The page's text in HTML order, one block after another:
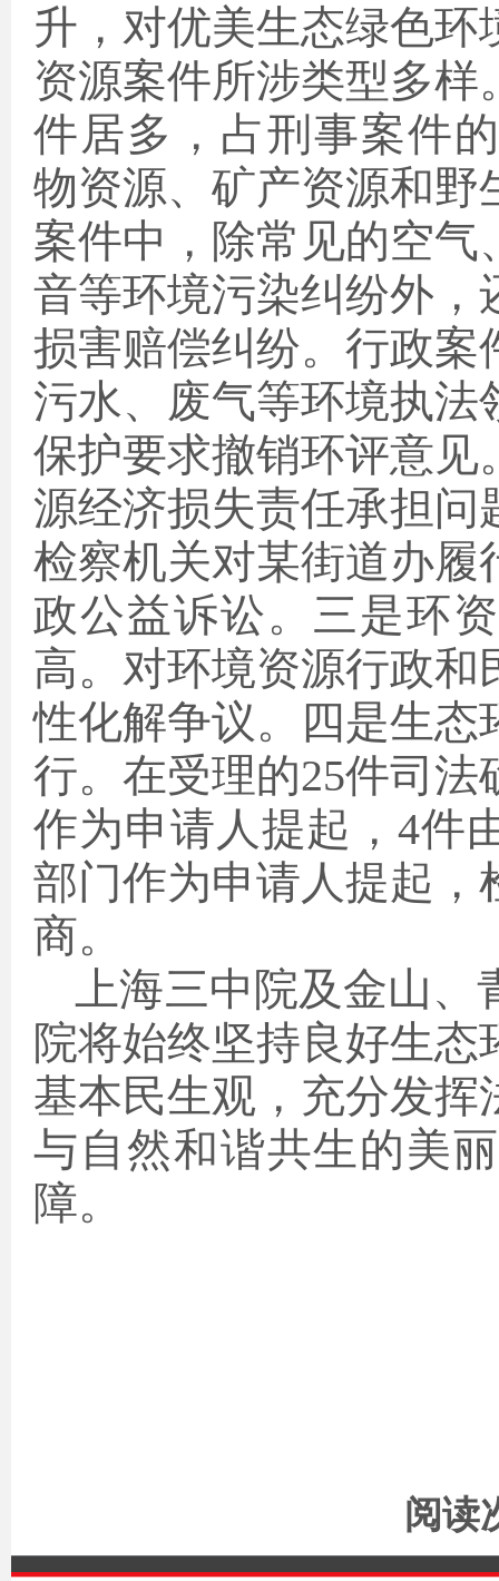
升，对优美生态绿色
资源案件所涉类型多
件居多，占刑事案件
物资源、矿产资源和野
案件中，除常见的空
音等环境污染纠纷外，
损害赔偿纠纷。行政案
污水、废气等环境执
保护要求撤销环评意见
源经济损失责任承担
检察机关对某街道办履
政公益诉讼。三是环
高。对环境资源行政
性化解争议。四是生态
行。在受理的25件司
作为申请人提起，4件
部门作为申请人提起，
商。
上海三中院及金山、
院将始终坚持良好生
基本民生观，充分发
与自然和谐共生的美
障。
阅读